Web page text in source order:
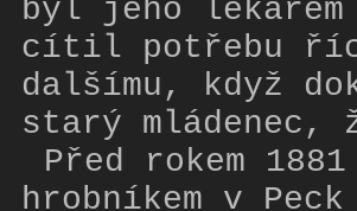
byl jeho
cítil potřebu říct
dalšímu, když
starý mládenec,
Před rokem
hrobníkem v